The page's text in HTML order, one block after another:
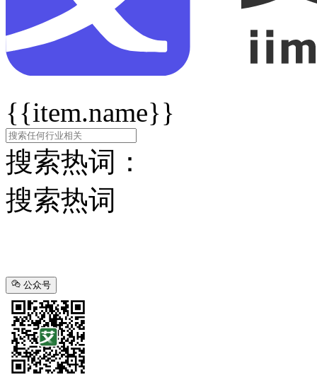
{{item.name}}
搜索热词：
搜索热词
公众号